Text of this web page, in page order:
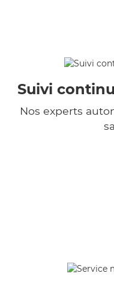
Suivi
Nos experts